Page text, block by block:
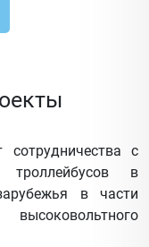
с
троллейбусов в
в части